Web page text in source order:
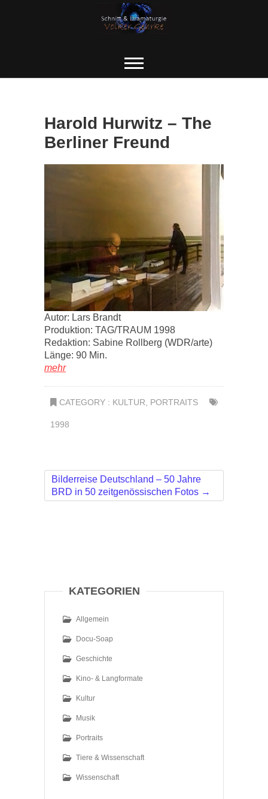
Harold Hurwitz – The
Berliner Freund
Autor: Lars Brandt
Produktion: TAG/TRAUM 1998
Redaktion: Sabine Rollberg (WDR/arte)
Länge: 90 Min.
mehr
CATEGORY : KULTUR PORTRAITS
1998
Bilderreise Deutschland – 50 Jahre
BRD in 50 zeitgenössischen Fotos →
KATEGORIEN
Allgemein
Docu-Soap
Geschichte
Kino- & Langformate
Kultur
Musik
Portraits
Tiere & Wissenschaft
Wissenschaft